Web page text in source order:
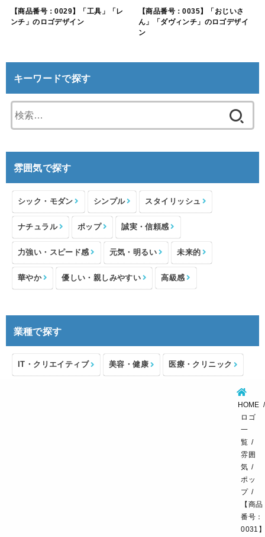
【商品番号：0029】「工具」「レ
ンチ」のロゴデザイン
【商品番号：0035】「おじいさ
ん」「ダヴィンチ」のロゴデザイ
ン
キーワードで探す
索:
雰囲気で探す
シック・モダン シンプル スタイリッシュ
ナチュラル ポップ 誠実・信頼感
力強い・スピード感 元気・明るい 未来的
華やか 優しい・親しみやすい 高級感
業種で探す
IT・クリエイティブ 美容・健康 医療・クリニック
HOME
ロゴ
一
覧
雰囲
気
ポッ
プ
【商品
番号：
0031】